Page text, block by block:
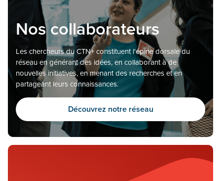
Nos collaborateurs
Les chercheurs du CTN+ constituent l'épine dorsale du
réseau en générant des idées, en collaborant à de
nouvelles initiatives, en menant des recherches et en
partageant leurs connaissances.
Découvrez notre réseau